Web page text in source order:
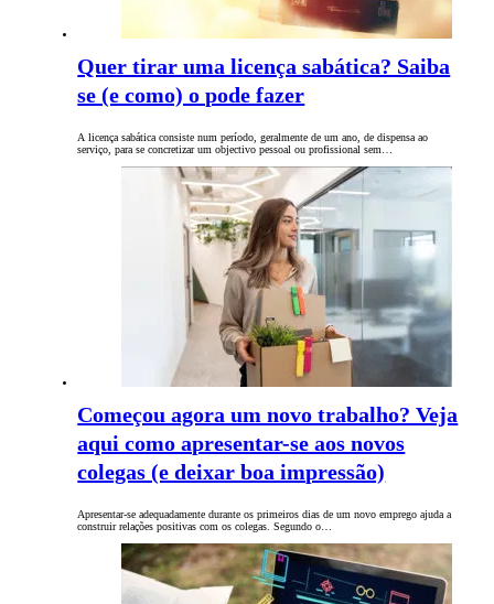
Quer tirar uma licença sabática? Saiba
se (e como) o pode fazer
A licença sabática consiste num período, geralmente de um ano, de dispensa ao
serviço, para se concretizar um objectivo pessoal ou profissional sem…
Começou agora um novo trabalho? Veja
aqui como apresentar-se aos novos
colegas (e deixar boa impressão)
Apresentar-se adequadamente durante os primeiros dias de um novo emprego ajuda a
construir relações positivas ​​com os colegas. Segundo o…